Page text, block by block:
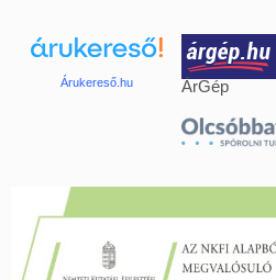
Árukereső.hu ÁrGép